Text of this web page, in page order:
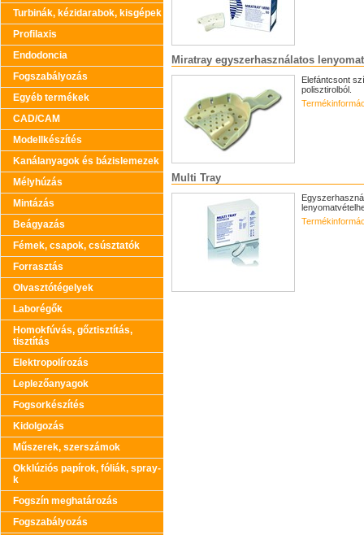
Turbinák, kézidarabok, kisgépek
Profilaxis
Endodoncia
Fogszabályozás
Egyéb termékek
CAD/CAM
Modellkészítés
Kanálanyagok és bázislemezek
Mélyhúzás
Mintázás
Beágyazás
Fémek, csapok, csúsztatók
Forrasztás
Olvasztótégelyek
Laborégők
Homokfúvás, gőztisztítás,
tisztítás
Elektropolírozás
Leplezőanyagok
Fogsorkészítés
Kidolgozás
Műszerek, szerszámok
Okklúziós papírok, fóliák, spray-
k
Fogszín meghatározás
Fogszabályozás
Miratray egyszerhasználatos
Elefántcsont
polisztirolból.
Multi Tray